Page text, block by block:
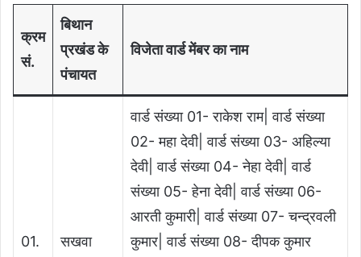
क्रम
सं.
बिथान
प्रखंड के
पंचायत
विजेता वार्ड मेंबर का नाम
01. सखवा
वार्ड संख्या 01- राकेश राम| वार्ड संख्या
02- महा देवी| वार्ड संख्या 03- अहिल्या
देवी| वार्ड संख्या 04- नेहा देवी| वार्ड
संख्या 05- हेना देवी| वार्ड संख्या 06-
आरती कुमारी| वार्ड संख्या 07- चन्द्रवली
कुमार| वार्ड संख्या 08- दीपक कुमार